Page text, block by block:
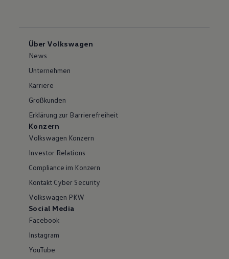
Über Volkswagen
News
Unternehmen
Karriere
Großkunden
Erklärung zur Barrierefreiheit
Konzern
Volkswagen Konzern
Investor Relations
Compliance im Konzern
Kontakt Cyber Security
Volkswagen PKW
Social Media
Facebook
Instagram
YouTube